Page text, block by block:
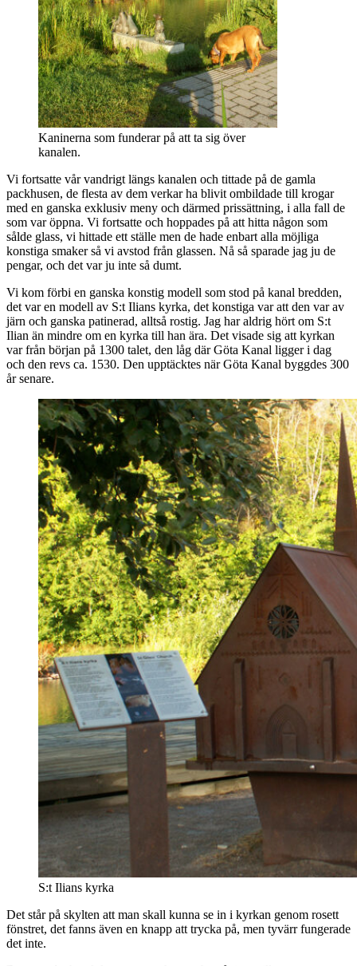
Kaninerna som funderar på att ta sig över
kanalen.
Vi fortsatte vår vandrigt längs kanalen och tittade på de gamla
packhusen, de flesta av dem verkar ha blivit ombildade till krogar
med en ganska exklusiv meny och därmed prissättning, i alla fall de
som var öppna. Vi fortsatte och hoppades på att hitta någon som
sålde glass, vi hittade ett ställe men de hade enbart alla möjliga
konstiga smaker så vi avstod från glassen. Nå så sparade jag ju de
pengar, och det var ju inte så dumt.
Vi kom förbi en ganska konstig modell som stod på kanal bredden,
det var en modell av S:t Ilians kyrka, det konstiga var att den var av
järn och ganska patinerad, alltså rostig. Jag har aldrig hört om S:t
Ilian än mindre om en kyrka till han ära. Det visade sig att kyrkan
var från början på 1300 talet, den låg där Göta Kanal ligger i dag
och den revs ca. 1530. Den upptäcktes när Göta Kanal byggdes 300
år senare.
S:t Ilians kyrka
Det står på skylten att man skall kunna se in i kyrkan genom rosett
fönstret, det fanns även en knapp att trycka på, men tyvärr fungerade
det inte.